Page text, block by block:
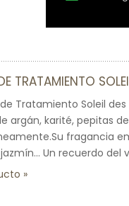
TRATAMIENTO
Tratamiento Soleil
argán, karité, pepitas
fragancia
Un recuerdo del